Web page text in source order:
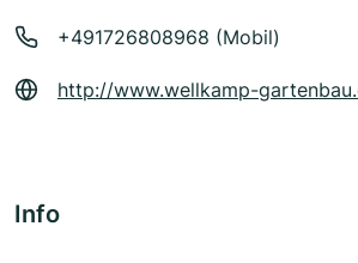
+491726808968 (Mobil)
http://www.wellkamp-
Info